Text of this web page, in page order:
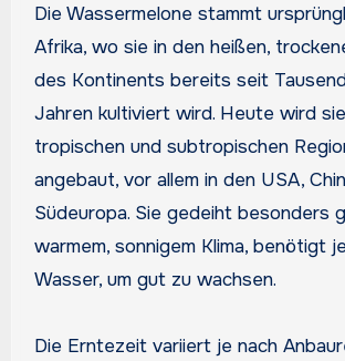
Die Wassermelone stammt
Afrika, wo sie in den heißen,
des Kontinents bereits seit
Jahren kultiviert wird. Heute wird
tropischen und subtropischen
angebaut, vor allem in den USA,
Südeuropa. Sie gedeiht besonders
warmem, sonnigem Klima, benötigt
Wasser, um gut zu wachsen.
Die Erntezeit variiert je nach